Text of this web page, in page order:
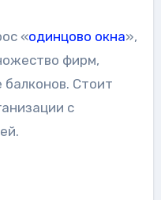
«одинцово окна»,
фирм,
Стоит
с